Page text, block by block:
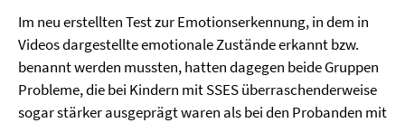
Im neu erstellten Test zur Emotionserkennung, in dem in
Videos dargestellte emotionale Zustände erkannt bzw.
benannt werden mussten, hatten dagegen beide Gruppen
Probleme, die bei Kindern mit SSES überraschenderweise
sogar stärker ausgeprägt waren als bei den Probanden mit